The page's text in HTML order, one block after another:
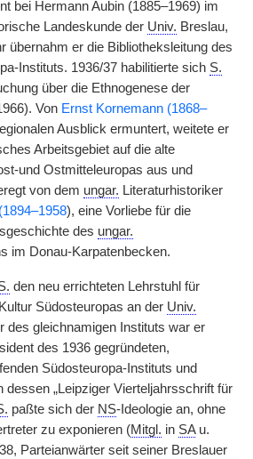
bei Hermann Aubin (1885–1969) im
Landeskunde der Univ. Breslau,
übernahm er die Bibliotheksleitung des
Instituts. 1936/37 habilitierte sich S.
über die Ethnogenese der
Von Ernst Kornemann (1868–
Ausblick ermuntert, weitete er
Arbeitsgebiet auf die alte
und Ostmitteleuropas aus und
von dem ungar. Literaturhistoriker
), eine Vorliebe für die
des ungar.
im Donau-Karpatenbecken.
den neu errichteten Lehrstuhl für
Südosteuropas an der Univ.
des gleichnamigen Instituts war er
des 1936 gegründeten,
Südosteuropa-Instituts und
dessen „Leipziger Vierteljahrsschrift für
paßte sich der NS-Ideologie an, ohne
zu exponieren (Mitgl. in SAu.
Parteianwärter seit seiner Breslauer